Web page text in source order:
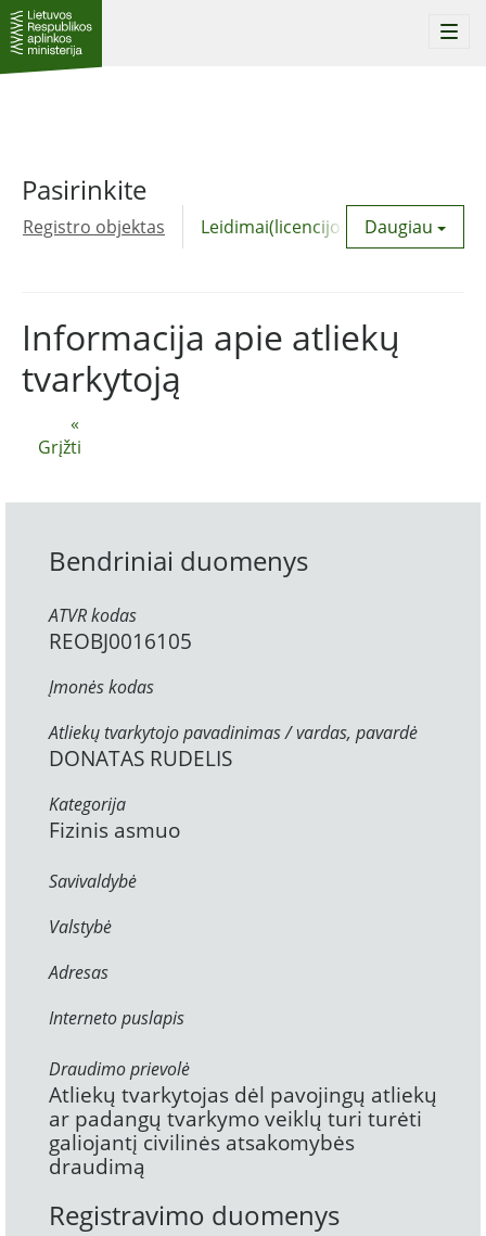
Pasirinkite
Registro objektas Leidimai(licencijos) Daugiau
«
Grįžti
Informacija apie atliekų
tvarkytoją
Bendriniai duomenys
ATVR kodas
REOBJ0016105
Įmonės kodas
Atliekų tvarkytojo pavadinimas / vardas, pavardė
DONATAS RUDELIS
Kategorija
Fizinis asmuo
Savivaldybė
Valstybė
Adresas
Interneto puslapis
Draudimo prievolė
Atliekų tvarkytojas dėl pavojingų atliekų
ar padangų tvarkymo veiklų turi turėti
galiojantį civilinės atsakomybės
draudimą
Registravimo duomenys